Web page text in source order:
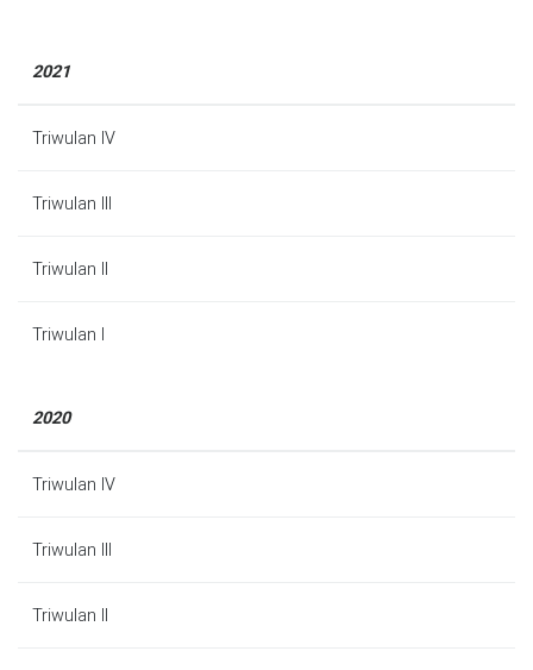
2021
Triwulan IV
Triwulan III
Triwulan II
Triwulan I
2020
Triwulan IV
Triwulan III
Triwulan II